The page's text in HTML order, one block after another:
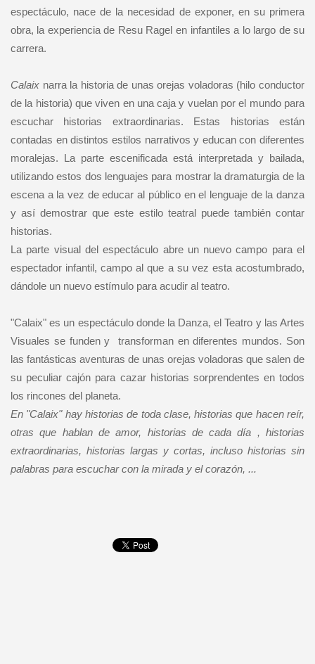
espectáculo, nace de la necesidad de exponer, en su primera
obra, la experiencia de Resu Ragel en infantiles a lo largo de su
carrera.
Calaixnarra la historia de unas orejas voladoras (hilo conductor
de la historia) que viven en una caja y vuelan por el mundo para
escuchar historias extraordinarias. Estas historias están
contadas en distintos estilos narrativos y educan con diferentes
moralejas. La parte escenificada está interpretada y bailada,
utilizando estos dos lenguajes para mostrar la dramaturgia de la
escena a la vez de educar al público en el lenguaje de la danza
y así demostrar que este estilo teatral puede también contar
historias.
La parte visual del espectáculo abre un nuevo campo para el
espectador infantil, campo al que a su vez esta acostumbrado,
dándole un nuevo estímulo para acudir al teatro.
"Calaix" es un espectáculo donde la Danza, el Teatro y las Artes
Visuales se funden y transforman en diferentes mundos. Son
las fantásticas aventuras de unas orejas voladoras que salen de
su peculiar cajón para cazar historias sorprendentes en todos
los rincones del planeta.
En "Calaix" hay historias de toda clase, historias que hacen reír,
otras que hablan de amor, historias de cada día , historias
extraordinarias, historias largas y cortas, incluso historias sin
palabras para escuchar con la mirada y el corazón, ...